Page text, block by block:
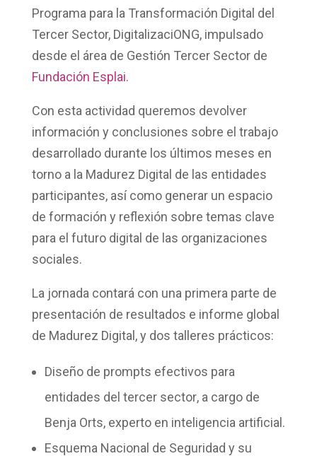
Programa para la Transformación Digital del
Tercer Sector, DigitalizaciONG, impulsado
desde el área de Gestión Tercer Sectorde
Fundación Esplai.
Con esta actividad queremos devolver
información y conclusiones sobre el trabajo
desarrollado durante los últimos meses en
torno a la Madurez Digital de las entidades
participantes, así como generar un espacio
de formación y reflexión sobre temas clave
para el futuro digital de las organizaciones
sociales.
La jornada contará con una primera parte de
presentación de resultados e informe global
de Madurez Digital,y dos talleres prácticos:
Diseño de prompts efectivos para
entidades del tercer sector, a cargo de
Benja Orts, experto en inteligencia artificial.
Esquema Nacional de Seguridad y su